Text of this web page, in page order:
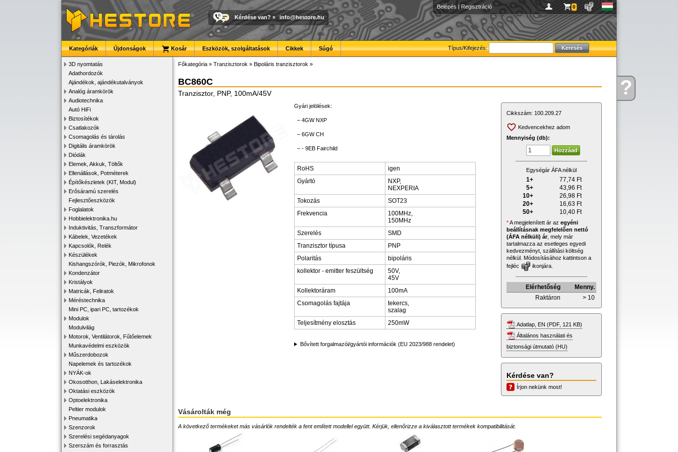
Kérdése?
Belépés | Regisztráció 0
Kérdése van? » info@hestore.hu
Típus/Kifejezés:
Kategóriák Újdonságok Kosár Eszközök, szolgáltatások Cikkek Súgó
3D nyomtatás
Adathordozók
Ajándékok, ajándékutalványok
Analóg áramkörök
Audiotechnika
Autó HiFi
Biztosítékok
Csatlakozók
Csomagolás és tárolás
Digitális áramkörök
Diódák
Elemek, Akkuk, Töltők
Ellenállások, Potméterek
Építőkészletek (KIT, Modul)
Erősáramú szerelés
Fejlesztőeszközök
Foglalatok
Hobbielektronika.hu
Induktivitás, Transzformátor
Kábelek, Vezetékek
Kapcsolók, Relék
Készülékek
Kishangszórók, Piezók, Mikrofonok
Kondenzátor
Kristályok
Matricák, Feliratok
Méréstechnika
Mini PC, ipari PC, tartozékok
Modulok
Modulvilág
Motorok, Ventilátorok, Fűtőelemek
Munkavédelmi eszközök
Műszerdobozok
Napelemek és tartozékok
NYÁK-ok
Okosotthon, Lakáselektronika
Oktatási eszközök
Optoelektronika
Peltier modulok
Pneumatika
Szenzorok
Szerelési segédanyagok
Szerszám és forrasztás
Főkategória » Tranzisztorok » Bipoláris tranzisztorok »
BC860C
Tranzisztor, PNP, 100mA/45V
Gyári jelölések:
– 4GW NXP
– 6GW CH
– - 9EB Fairchild
RoHS
igen
Gyártó
NXP,
NEXPERIA
Tokozás
SOT23
Frekvencia
100MHz,
150MHz
Szerelés
SMD
Tranzisztor típusa
PNP
Polaritás
bipoláris
kollektor - emitter feszültség
50V,
45V
Kollektoráram
100mA
Csomagolás fajtája
tekercs,
szalag
Teljesítmény elosztás
250mW
Bővített forgalmazói/gyártói információk (EU 2023/988 rendelet)
Cikkszám: 100.209.27
Kedvencekhez adom
Mennyiség (db):
Egységár ÁFA nélkül
1+ 77,74 Ft
5+
43,96 Ft
10+
26,98 Ft
20+
16,63 Ft
50+
10,40 Ft
*A megjelenített ár az egyéni
beállításnak megfelelően nettó
(ÁFA nélküli) ár, mely már
tartalmazza az esetleges egyedi
kedvezményt, szállítási költség
nélkül. Módosításához kattintson a
fejléc
ikonjára.
Elérhetőség
Menny.
Raktáron
> 10
Adatlap, EN (PDF, 121 KB)
Általános használati és
biztonsági útmutató (HU)
Kérdése van?
Írjon nekünk most!
Vásárolták még
A következő termékeket más vásárlók rendelték a fent említett modellel együtt. Kérjük, ellenőrizze a kiválasztott termékek kompatibilitását.